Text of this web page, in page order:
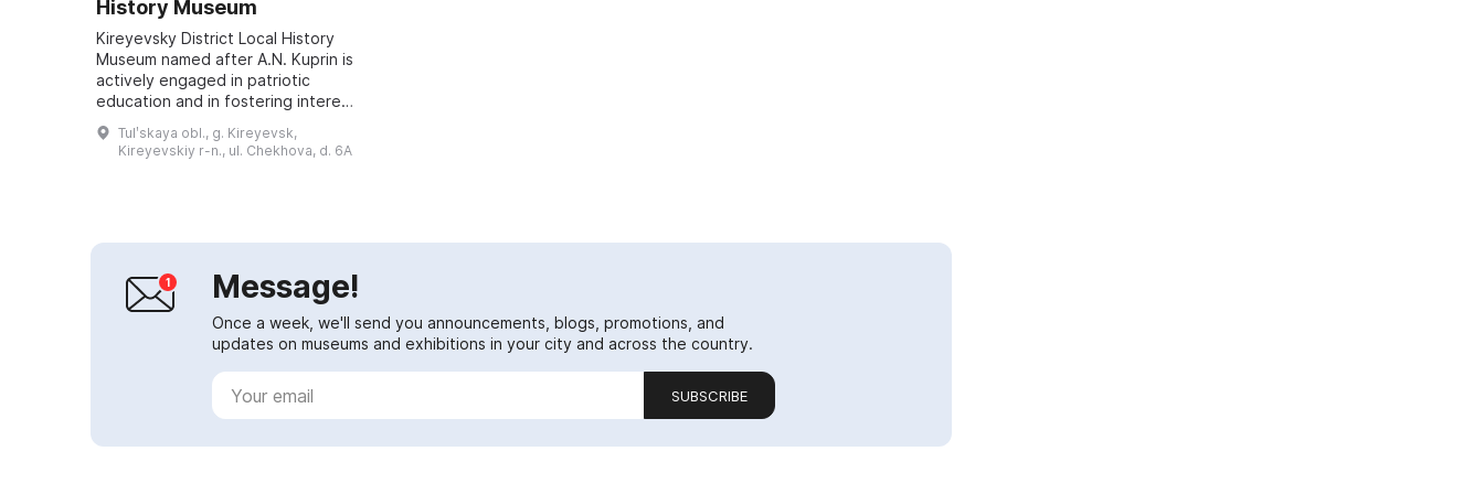
History Museum
Kireyevsky District Local History
Museum named after A.N. Kuprin is
actively engaged in patriotic
education and in fostering interest
in the local region. It was opened in
November 1987 and has borne ...
Tulʹskaya obl., g. Kireyevsk,
Kireyevskiy r-n., ul. Chekhova, d. 6A
Message!
Once a week, we'll send you announcements, blogs, promotions, and
updates on museums and exhibitions in your city and across the country.
SUBSCRIBE